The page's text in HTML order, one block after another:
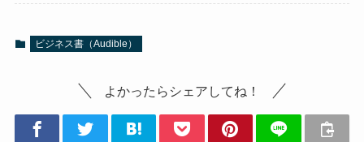
ビジネス書（Audible）
よかったらシェアしてね！